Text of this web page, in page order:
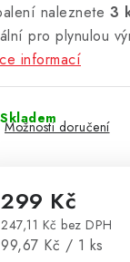
naleznete 3
pro plynulou
informací
Skladem
Možnosti doručení
299 Kč
247,11 Kč bez DPH
Měrná cena:
99,67 Kč / 1 ks